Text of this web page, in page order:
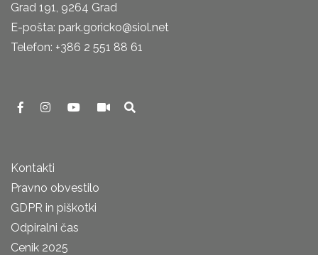
Grad 191, 9264 Grad
E-pošta: park.goricko@siol.net
Telefon: +386 2 551 88 61
Kontakti
Pravno obvestilo
GDPR in piškotki
Odpiralni čas
Cenik 2025